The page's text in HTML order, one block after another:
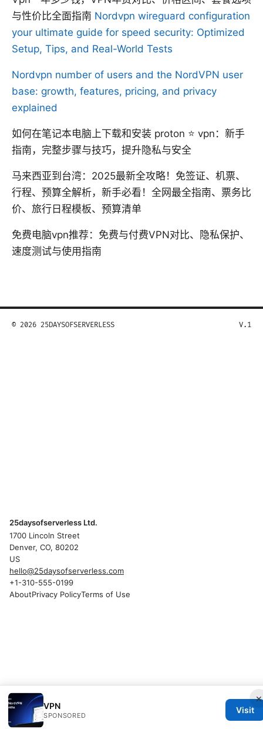
与性价比全面指南 Nordvpn wireguard configuration
your ultimate guide for speed security: Optimized
Setup, Tips, and Real-World Tests
Nordvpn number of users and the NordVPN user
base: growth, features, pricing, and privacy
explained
如何在笔记本电脑上下载和安装 proton ⭐ vpn：新手
指南，完整步骤与技巧，提升隐私与安全
马来西亚到台湾：2025最新全攻略！免签证、机票、
行程、预算全解析，新手必看！全网最全指南、票务比
价、旅行日程模板、预算清单
免费电脑vpn推荐：免费与付费VPN对比、隐私保护、
速度测试与使用指南
×
VPN
SPONSORED
Visit
© 2026 25DAYSOFSERVERLESS V.1
25daysofserverless Ltd.
1700 Lincoln Street
Denver, CO, 80202
US
hello@25daysofserverless.com
+1-310-555-0199
AboutPrivacy PolicyTerms of Use